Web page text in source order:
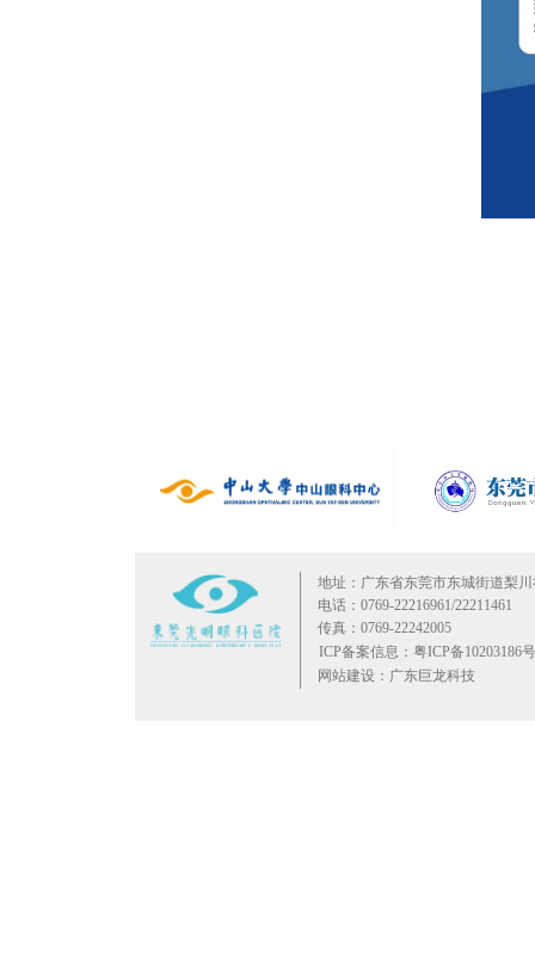
地址：广东省东莞市东城街道梨
电话：0769-22216961/22211461
传真：0769-22242005
ICP备案信息：粤ICP备10203186
网站建设：广东巨龙科技